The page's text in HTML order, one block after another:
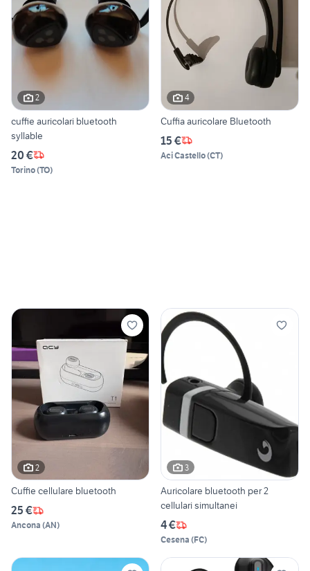
2
cuffie auricolari bluetooth
syllable
20 €
Torino(TO)
4
Cuffia auricolare Bluetooth
15 €
Aci Castello(CT)
2
Cuffie cellulare bluetooth
25 €
Ancona (AN)
3
Auricolare bluetooth per 2
cellulari simultanei
4 €
Cesena (FC)